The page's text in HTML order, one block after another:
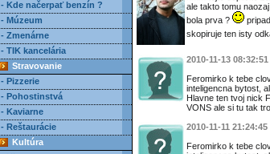
- Kde načerpať benzín ?
- Múzeum
- Zmenárne
- TIK kancelária
Stravovanie
- Pizzerie
- Pohostinstvá
- Kaviarne
- Reštaurácie
Kultúra
ale takto tomu
bola prva ?
skopiruje ten isty
2010-11-13 08:32:51
Feromirko k tebe
inteligencna bytost,
Hlavne ten tvoj nick
VONS ale si tu tak
2010-11-11 21:24:45
Feromirko k tebe